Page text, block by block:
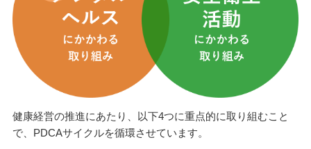
健康経営の推進にあたり、以下4つに重点的に取り組むこと
で、PDCAサイクルを循環させています。